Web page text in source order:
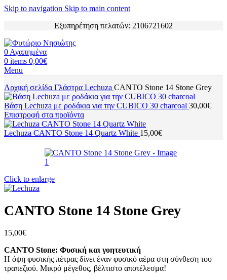
Skip to navigation Skip to main content
Εξυπηρέτηση πελατών: 2106721602
0 Αγαπημένα
0 items 0,00€
Menu
Αρχική σελίδα Γλάστρα Lechuza CANTO Stone 14 Stone Grey
Bάση Lechuza με ροδάκια για την CUBICO 30 charcoal 30,00€
Επιστροφή στα προϊόντα
Lechuza CANTO Stone 14 Quartz White 15,00€
Click to enlarge
CANTO Stone 14 Stone Grey
15,00€
CANTO Stone: Φυσική και γοητευτική
Η όψη φυσικής πέτρας δίνει έναν φυσικό αέρα στη σύνθεση του
τραπεζιού. Μικρό μέγεθος, βέλτιστο αποτέλεσμα!